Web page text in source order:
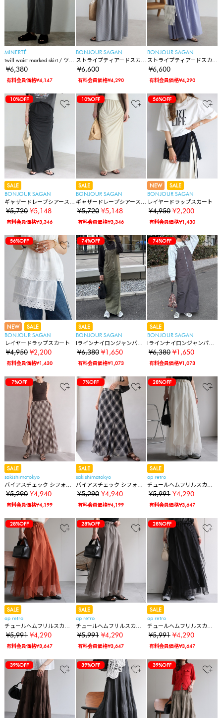
MINERTÉ
twill waist marked skirt / ツイ
ルウエスト2wayスカート
¥6,380
有料会員価格¥4,147
BONJOUR SAGAN
ストライプティアードスカ
ート
¥6,600
有料会員価格¥4,290
BONJOUR SAGAN
ストライプティアードスカ
ート
¥6,600
有料会員価格¥4,290
10%OFF
SALE
BONJOUR SAGAN
ギャザードレープシアース
カート
¥5,720 ¥5,148
有料会員価格¥3,346
10%OFF
SALE
BONJOUR SAGAN
ギャザードレープシアース
カート
¥5,720 ¥5,148
有料会員価格¥3,346
56%OFF
NEW
SALE
BONJOUR SAGAN
レイヤードラップスカート
¥4,950 ¥2,200
有料会員価格¥1,430
56%OFF
NEW
SALE
BONJOUR SAGAN
レイヤードラップスカート
¥4,950 ¥2,200
有料会員価格¥1,430
74%OFF
SALE
BONJOUR SAGAN
Iラインナイロンジャンパー
スカート
¥6,380 ¥1,650
有料会員価格¥1,073
74%OFF
SALE
BONJOUR SAGAN
Iラインナイロンジャンパー
スカート
¥6,380 ¥1,650
有料会員価格¥1,073
7%OFF
SALE
sakishimatokyo
バイアスチェック シフォン
スカート【動画あり】
¥5,290 ¥4,940
有料会員価格¥4,199
7%OFF
SALE
sakishimatokyo
バイアスチェック シフォン
スカート【動画あり】
¥5,290 ¥4,940
有料会員価格¥4,199
28%OFF
SALE
ap retro
チュールヘムフリルスカー
ト《動画あり》
¥5,991 ¥4,290
有料会員価格¥3,647
28%OFF
SALE
ap retro
チュールヘムフリルスカー
ト《動画あり》
¥5,991 ¥4,290
有料会員価格¥3,647
28%OFF
SALE
ap retro
チュールヘムフリルスカー
ト《動画あり》
¥5,991 ¥4,290
有料会員価格¥3,647
28%OFF
SALE
ap retro
チュールヘムフリルスカー
ト《動画あり》
¥5,991 ¥4,290
有料会員価格¥3,647
39%OFF 39%OFF 39%OFF